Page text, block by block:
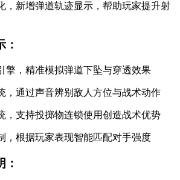
，新增弹道轨迹显示，帮助玩家提升射
：
擎，精准模拟弹道下坠与穿透效果
，通过声音辨别敌人方位与战术动作
，支持投掷物连锁使用创造战术优势
，根据玩家表现智能匹配对手强度
：